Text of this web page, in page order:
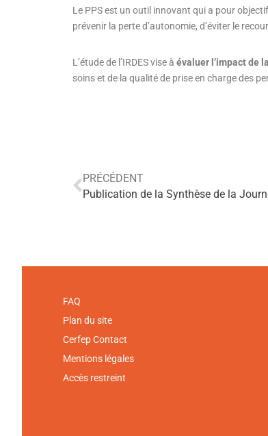
Le PPS est un outil innovant qui a pour
prévenir la perte d’autonomie, d’éviter le
L’étude de l’IRDES vise à évaluer l’impact de
soins et de la qualité de prise en charge des
PRÉCÉDENT
FAQ
Plan du site
Cerfep Contact
Mentions légales
Accès restreint